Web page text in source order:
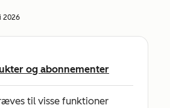
2026
og abonnementer
til visse funktioner